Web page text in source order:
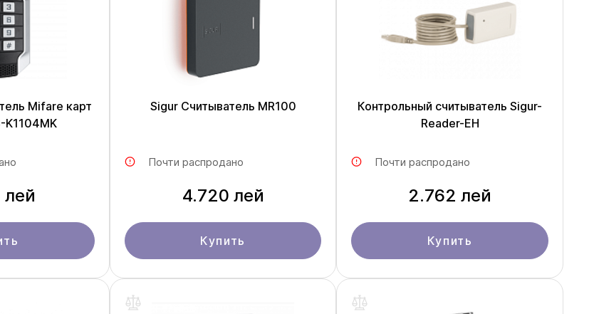
Mifare карт
K1104MK
лей
Sigur Считыватель MR100
Почти распродано
4.720 лей
Купить
Контрольный считыватель Sigur-
Reader-EH
Почти распродано
2.762 лей
Купить